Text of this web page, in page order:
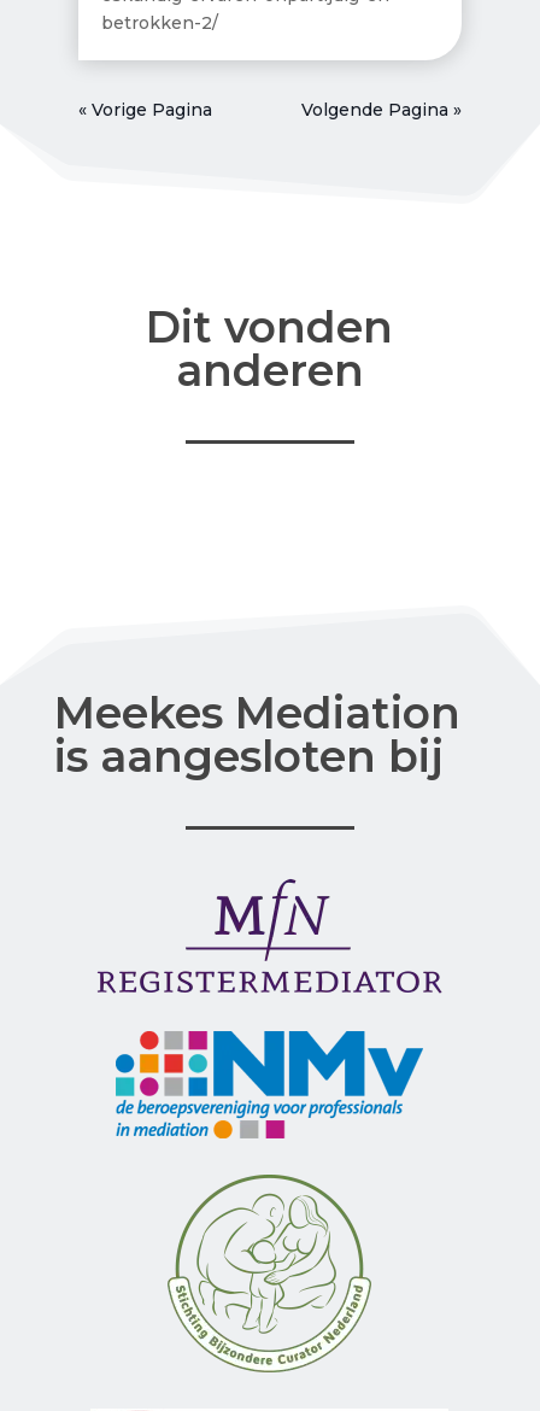
betrokken-2/
« Vorige Pagina Volgende Pagina »
Dit vonden
anderen
Meekes Mediation
is aangesloten bij